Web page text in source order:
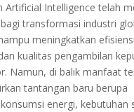
Artificial Intelligence telah
transformasi industri
meningkatkan
kualitas pengambilan
Namun, di balik manfaat
tantangan baru berupa
energi, kebutuhan